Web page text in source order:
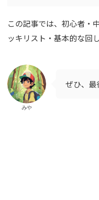
この記事では、初心者・
ッキリスト・基本的な回
みや
ぜひ、最